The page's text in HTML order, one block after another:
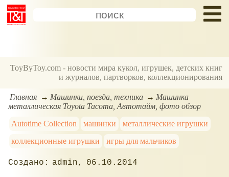
ToyByToy.com - новости мира кукол, игрушек, детских книг
и журналов, партворков, коллекционирования
Главная Машинки, поезда, техника
Машинка
металлическая Toyota Tacoma, Автотайм, фото обзор
Autotime Collection
машинки
металлические игрушки
коллекционные игрушки
игры для мальчиков
admin 06.10.2014